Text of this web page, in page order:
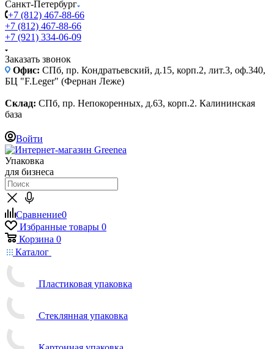
Санкт-Петербург
+7 (812) 467-88-66
+7 (812) 467-88-66
+7 (921) 334-06-09
Заказать звонок
Офис: СПб, пр. Кондратьевский, д.15, корп.2, лит.3, оф.340,
БЦ "F.Leger" (Фернан Леже)
Склад: СПб, пр. Непокоренных, д.63, корп.2. Калининская
база
Войти
Упаковка
для бизнеса
Сравнение0
Избранные товары 0
Корзина 0
Каталог
Пластиковая упаковка
Стеклянная упаковка